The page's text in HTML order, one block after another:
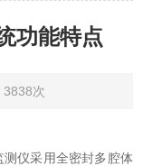
功能特点
3838次
仪采用全密封多腔体